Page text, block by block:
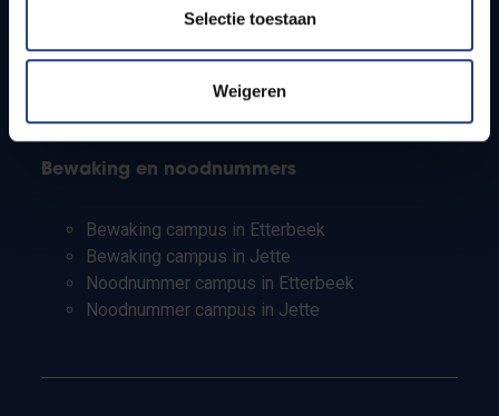
Selectie toestaan
Weigeren
PhD-studenten
Leerkrachten en secundaire scholen
Bewaking en noodnummers
Bewaking campus in Etterbeek
Bewaking campus in Jette
Noodnummer campus in Etterbeek
Noodnummer campus in Jette